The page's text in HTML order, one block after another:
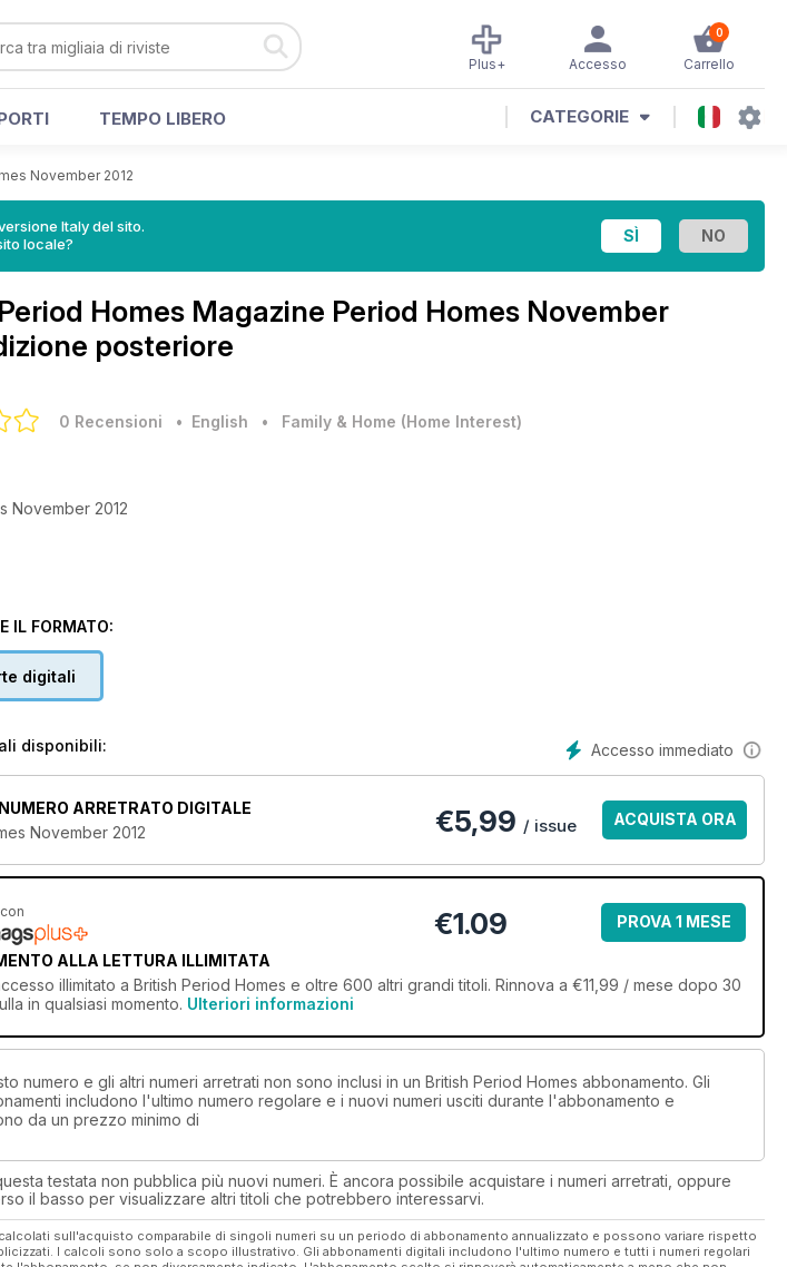
0
Carrello
Accesso
Plus+
TEMPO LIBERO CATEGORIE
November 2012
Italy del sito.
locale?
Homes Magazine Period Homes November
posteriore
0 Recensioni • English • Family & Home (Home Interest)
November 2012
IL FORMATO:
digitali
Accesso immediato
disponibili:
ARRETRATO DIGITALE
November 2012
€5,99 / issue ACQUISTA ORA
ALLA LETTURA ILLIMITATA
€1.09 PROVA 1 MESE
illimitato a British Period Homes e oltre 600 altri grandi titoli. Rinnova a €11,99 / mese dopo 30
in qualsiasi momento. Ulteriori informazioni
numero e gli altri numeri arretrati non sono inclusi in un British Period Homes abbonamento. Gli
includono l'ultimo numero regolare e i nuovi numeri usciti durante l'abbonamento e
da un prezzo minimo di
testata non pubblica più nuovi numeri. È ancora possibile acquistare i numeri arretrati, oppure
il basso per visualizzare altri titoli che potrebbero interessarvi.
sull'acquisto comparabile di singoli numeri su un periodo di abbonamento annualizzato e possono variare rispetto
I calcoli sono solo a scopo illustrativo. Gli abbonamenti digitali includono l'ultimo numero e tutti i numeri regolari